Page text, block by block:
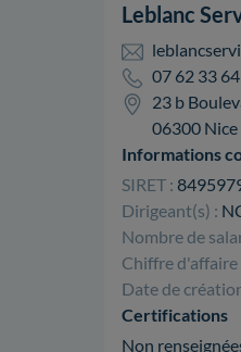
Leblanc
07 62 33
23 b
06300 Nice
Informations
SIRET :
Dirigeant(s) :
Nombre de
Chiffre d'affaire
Date de
Certifications
Non